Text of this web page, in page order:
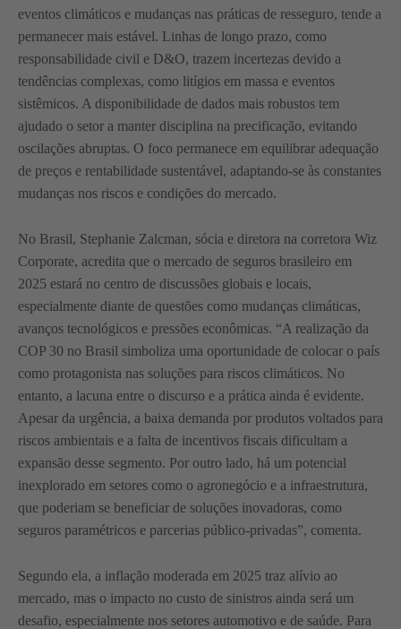
eventos climáticos e mudanças nas práticas de resseguro, tende a
permanecer mais estável. Linhas de longo prazo, como
responsabilidade civil e D&O, trazem incertezas devido a
tendências complexas, como litígios em massa e eventos
sistêmicos. A disponibilidade de dados mais robustos tem
ajudado o setor a manter disciplina na precificação, evitando
oscilações abruptas. O foco permanece em equilibrar adequação
de preços e rentabilidade sustentável, adaptando-se às constantes
mudanças nos riscos e condições do mercado.
No Brasil, Stephanie Zalcman, sócia e diretora na corretora Wiz
Corporate, acredita que o mercado de seguros brasileiro em
2025 estará no centro de discussões globais e locais,
especialmente diante de questões como mudanças climáticas,
avanços tecnológicos e pressões econômicas. “A realização da
COP 30 no Brasil simboliza uma oportunidade de colocar o país
como protagonista nas soluções para riscos climáticos. No
entanto, a lacuna entre o discurso e a prática ainda é evidente.
Apesar da urgência, a baixa demanda por produtos voltados para
riscos ambientais e a falta de incentivos fiscais dificultam a
expansão desse segmento. Por outro lado, há um potencial
inexplorado em setores como o agronegócio e a infraestrutura,
que poderiam se beneficiar de soluções inovadoras, como
seguros paramétricos e parcerias público-privadas”, comenta.
Segundo ela, a inflação moderada em 2025 traz alívio ao
mercado, mas o impacto no custo de sinistros ainda será um
desafio, especialmente nos setores automotivo e de saúde. Para